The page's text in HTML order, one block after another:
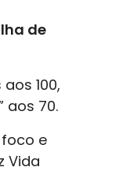
de
100,
aos 70.
e
Vida